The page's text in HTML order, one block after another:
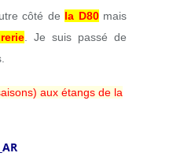
côté de la D80 mais
. Je suis passé de
aux étangs de la